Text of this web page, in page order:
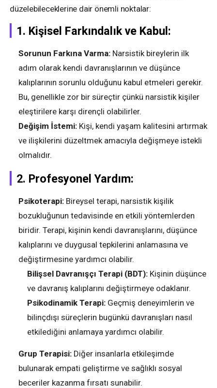
düzelebileceklerine dair önemli noktalar:
1. Kişisel Farkındalık ve Kabul:
Sorunun Farkına Varma: Narsistik bireylerin ilk
adım olarak kendi davranışlarının ve düşünce
kalıplarının sorunlu olduğunu kabul etmeleri gerekir.
Bu, genellikle zor bir süreçtir çünkü narsistik kişiler
eleştirilere karşı dirençli olabilirler.
Değişim İstemi: Kişi, kendi yaşam kalitesini artırmak
ve ilişkilerini düzeltmek amacıyla değişmeye istekli
olmalıdır.
2. Profesyonel Yardım:
Psikoterapi: Bireysel terapi, narsistik kişilik
bozukluğunun tedavisinde en etkili yöntemlerden
biridir. Terapi, kişinin kendi davranışlarını, düşünce
kalıplarını ve duygusal tepkilerini anlamasına ve
değiştirmesine yardımcı olabilir.
Bilişsel Davranışçı Terapi (BDT): Kişinin düşünce
ve davranış kalıplarını değiştirmeye odaklanır.
Psikodinamik Terapi: Geçmiş deneyimlerin ve
bilinçdışı süreçlerin bugünkü davranışları nasıl
etkilediğini anlamaya yardımcı olabilir.
Grup Terapisi: Diğer insanlarla etkileşimde
bulunarak empati geliştirme ve sağlıklı sosyal
beceriler kazanma fırsatı sunabilir.